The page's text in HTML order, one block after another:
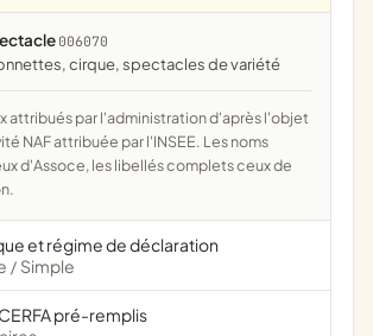
006070
cirque, spectacles de variété
NAF attribuée par l'INSEE. Les noms
d'Assoce, les libellés complets ceux de
et régime de déclaration
/ Simple
pré-remplis